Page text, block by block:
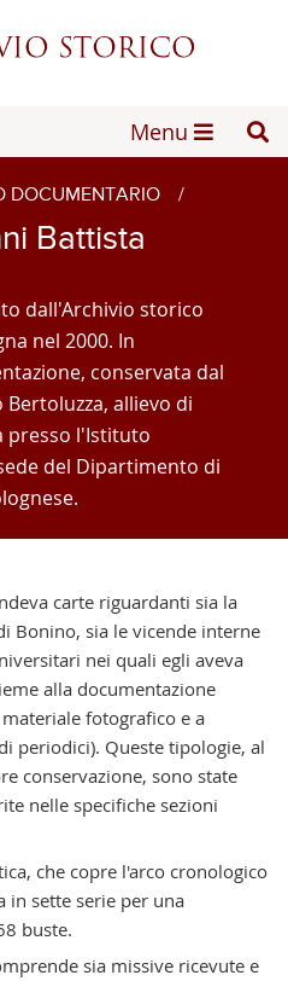
Menu
DOCUMENTARIO /
Battista
dall'Archivio storico
nel 2000. In
conservata dal
allievo di
presso l'Istituto
del Dipartimento di
carte riguardanti sia la
Bonino, sia le vicende interne
nei quali egli aveva
alla documentazione
fotografico e a
periodici). Queste tipologie, al
conservazione, sono state
nelle specifiche sezioni
che copre l'arco cronologico
in sette serie per una
buste.
sia missive ricevute e